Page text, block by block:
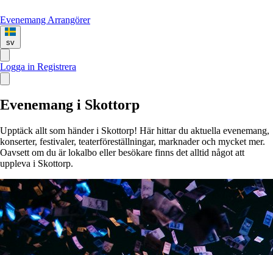
Evenemang Arrangörer
sv
Logga in Registrera
Evenemang i Skottorp
Upptäck allt som händer i Skottorp! Här hittar du aktuella evenemang,
konserter, festivaler, teaterföreställningar, marknader och mycket mer.
Oavsett om du är lokalbo eller besökare finns det alltid något att
uppleva i Skottorp.